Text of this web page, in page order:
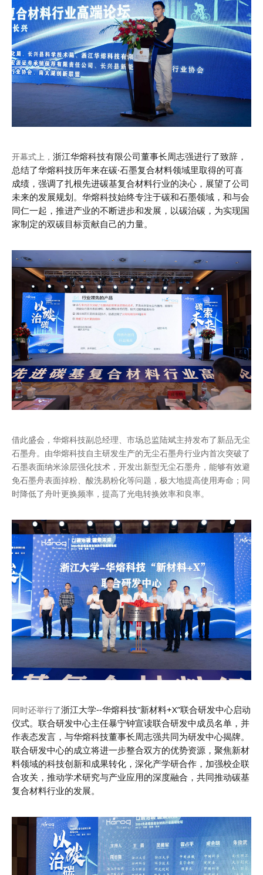
开幕式上， 浙江华熔科技有限公司董事长周志强进行了致辞，
总结了华熔科技历年来在碳·石墨复合材料领域里取得的可喜
成绩，强调了扎根先进碳基复合材料行业的决心，展望了公司
未来的发展规划。华熔科技始终专注于碳和石墨领域，和与会
同仁一起，推进产业的不断进步和发展，以碳治碳，为实现国
家制定的双碳目标贡献自己的力量。
借此盛会，华熔科技副总经理、市场总监陆斌主持发布了新品无尘
石墨舟。由华熔科技自主研发生产的无尘石墨舟行业内首次突破了
石墨表面纳米涂层强化技术，开发出新型无尘石墨舟，能够有效避
免石墨舟表面掉粉、酸洗易粉化等问题，极大地提高使用寿命；同
时降低了舟叶更换频率，提高了光电转换效率和良率。
同时还举行了浙江大学--华熔科技“新材料+X”联合研发中心启动
仪式。 联合研发中心主任暴宁钟宣读联合研发中成员名单，并
作表态发言，与华熔科技董事长周志强共同为研发中心揭牌。
联合研发中心的成立将进一步整合双方的优势资源，聚焦新材
料领域的科技创新和成果转化，深化产学研合作，加强校企联
合攻关，推动学术研究与产业应用的深度融合，共同推动碳基
复合材料行业的发展。